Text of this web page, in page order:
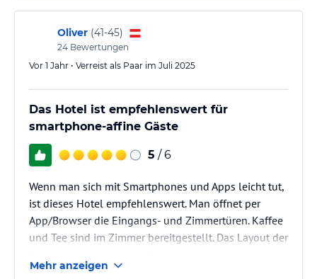
Oliver (41-45)
24 Bewertungen
Vor 1 Jahr • Verreist als Paar im Juli 2025
Das Hotel ist empfehlenswert für
smartphone-affine Gäste
5 / 6
Wenn man sich mit Smartphones und Apps leicht tut,
ist dieses Hotel empfehlenswert. Man öffnet per
App/Browser die Eingangs- und Zimmertüren. Kaffee
und Tee sind im Zimmer bereitgestellt. Das Layout der
dem Hotel ist bescheiden. Man findet jedoch weitere
Mehr anzeigen